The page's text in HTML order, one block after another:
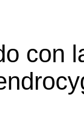
con